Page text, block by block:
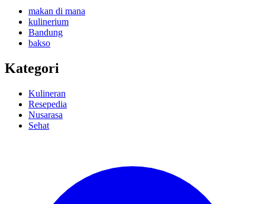
makan di mana
kulinerium
Bandung
bakso
Kategori
Kulineran
Resepedia
Nusarasa
Sehat